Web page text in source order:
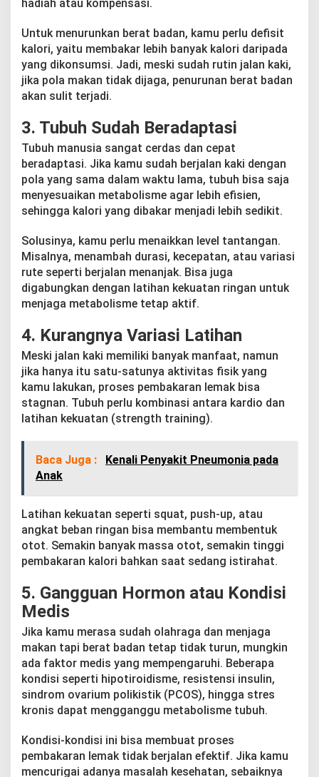
hadiah atau kompensasi.
Untuk menurunkan berat badan, kamu perlu defisit
kalori, yaitu membakar lebih banyak kalori daripada
yang dikonsumsi. Jadi, meski sudah rutin jalan kaki,
jika pola makan tidak dijaga, penurunan berat badan
akan sulit terjadi.
3. Tubuh Sudah Beradaptasi
Tubuh manusia sangat cerdas dan cepat
beradaptasi. Jika kamu sudah berjalan kaki dengan
pola yang sama dalam waktu lama, tubuh bisa saja
menyesuaikan metabolisme agar lebih efisien,
sehingga kalori yang dibakar menjadi lebih sedikit.
Solusinya, kamu perlu menaikkan level tantangan.
Misalnya, menambah durasi, kecepatan, atau variasi
rute seperti berjalan menanjak. Bisa juga
digabungkan dengan latihan kekuatan ringan untuk
menjaga metabolisme tetap aktif.
4. Kurangnya Variasi Latihan
Meski jalan kaki memiliki banyak manfaat, namun
jika hanya itu satu-satunya aktivitas fisik yang
kamu lakukan, proses pembakaran lemak bisa
stagnan. Tubuh perlu kombinasi antara kardio dan
latihan kekuatan (strength training).
Baca Juga :
Kenali Penyakit Pneumonia pada
Anak
Latihan kekuatan seperti squat, push-up, atau
angkat beban ringan bisa membantu membentuk
otot. Semakin banyak massa otot, semakin tinggi
pembakaran kalori bahkan saat sedang istirahat.
5. Gangguan Hormon atau Kondisi
Medis
Jika kamu merasa sudah olahraga dan menjaga
makan tapi berat badan tetap tidak turun, mungkin
ada faktor medis yang mempengaruhi. Beberapa
kondisi seperti hipotiroidisme, resistensi insulin,
sindrom ovarium polikistik (PCOS), hingga stres
kronis dapat mengganggu metabolisme tubuh.
Kondisi-kondisi ini bisa membuat proses
pembakaran lemak tidak berjalan efektif. Jika kamu
mencurigai adanya masalah kesehatan, sebaiknya